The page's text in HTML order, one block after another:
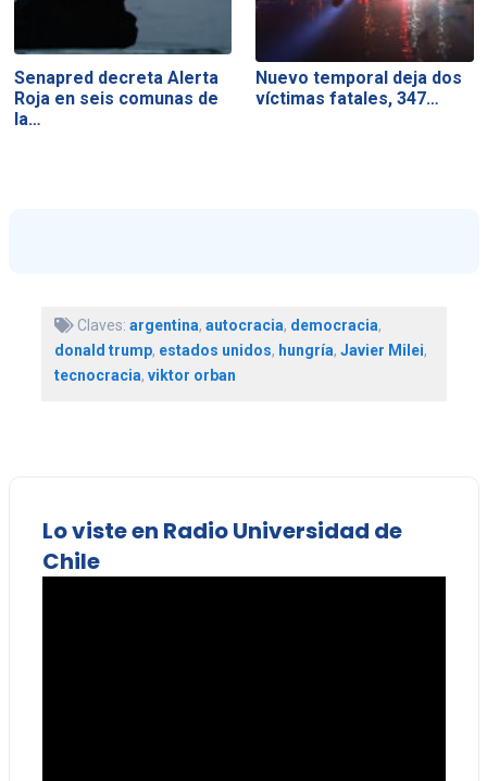
Senapred decreta Alerta
Roja en seis comunas de
la…
Nuevo temporal deja dos
víctimas fatales, 347…
Claves: argentina, autocracia, democracia,
donald trump, estados unidos, hungría, Javier Milei,
tecnocracia, viktor orban
Lo viste en Radio Universidad de
Chile